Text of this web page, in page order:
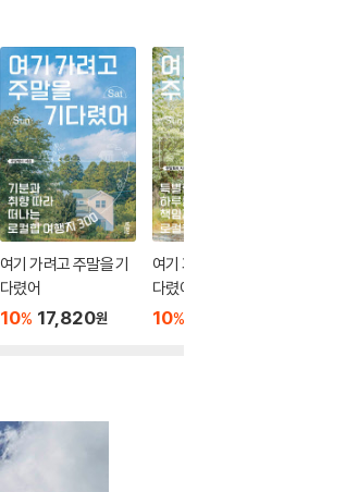
여기 가려고 주말을 기
다렸어
10% 17,820원
여기 가려고 주말을 기
다렸어 : 원데이 코스
10%